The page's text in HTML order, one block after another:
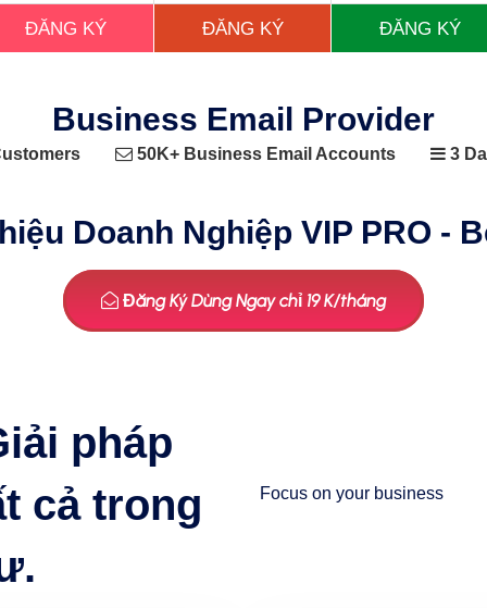
ĐĂNG KÝ ĐĂNG KÝ ĐĂNG KÝ
Business Email Provider
50K+ Business Email Accounts 3
Doanh Nghiệp VIP PRO -
Đăng Ký Dùng Ngay chỉ 19 K/tháng
pháp
cả trong
Focus on your business